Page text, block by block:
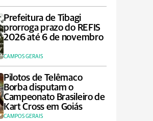
Prefeitura de Tibagi
prorroga prazo do REFIS
2026 até 6 de novembro
CAMPOS GERAIS
Pilotos de Telêmaco
Borba disputam o
Campeonato Brasileiro de
Kart Cross em Goiás
CAMPOS GERAIS